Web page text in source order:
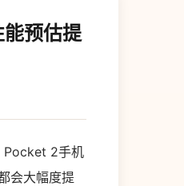
预估提
Pocket 2手机
会大幅度提